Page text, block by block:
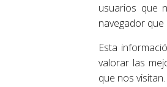
usuarios que
navegador
Esta
valorar las
que nos visitan.